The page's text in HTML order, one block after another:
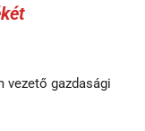
vezető gazdasági